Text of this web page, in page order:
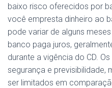
baixo risco oferecidos por
você empresta dinheiro ao
pode variar de alguns
banco paga juros,
durante a vigência do CD.
segurança e previsibilidade,
ser limitados em